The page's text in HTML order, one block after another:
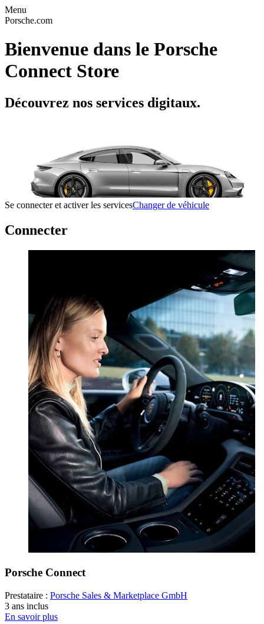
Menu
Porsche.com
Bienvenue dans le Porsche
Connect Store
Découvrez nos services digitaux.
Se connecter et activer les servicesChanger de véhicule
Connecter
Porsche Connect
Prestataire : Porsche Sales & Marketplace GmbH
3 ans inclus
En savoir plus